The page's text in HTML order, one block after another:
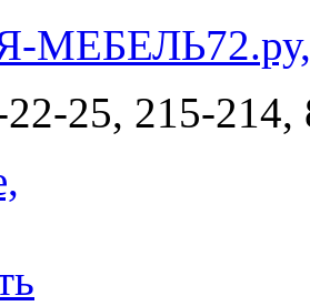
25, 215-